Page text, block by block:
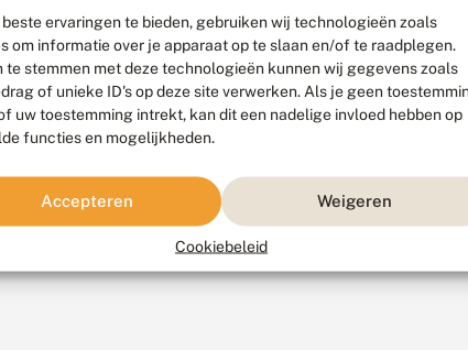
beste ervaringen te bieden, gebruiken wij technologieën zoals
om informatie over je apparaat op te slaan en/of te raadplegen.
te stemmen met deze technologieën kunnen wij gegevens zoals
of unieke ID's op deze site verwerken. Als je geen
uw toestemming intrekt, kan dit een nadelige invloed hebben op
functies en mogelijkheden.
Accepteren Weigeren
Cookiebeleid